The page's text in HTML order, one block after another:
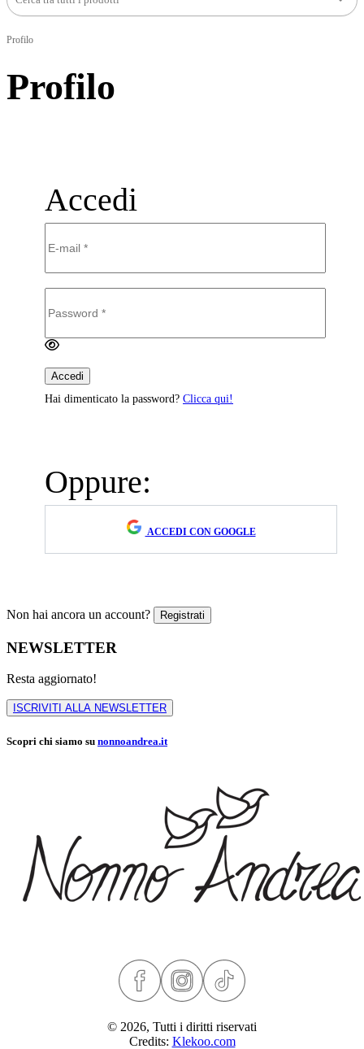
Profilo
Profilo
Accedi
Hai dimenticato la password? Clicca qui!
Oppure:
ACCEDI CON GOOGLE
Non hai ancora un account?
NEWSLETTER
Resta aggiornato!
ISCRIVITI ALLA NEWSLETTER
Scopri chi siamo su nonnoandrea.it
© 2026, Tutti i diritti riservati
Credits: Klekoo.com